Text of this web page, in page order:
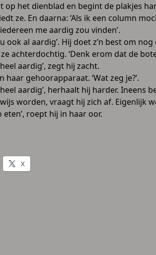
op het dienblad en begint de plakjes
ze. En daarna: ‘Als ik een column
me aardig zou vinden’.
ook al aardig’. Hij doet z’n best om
ze achterdochtig. ‘Denk erom dat de
aardig’, zegt hij zacht.
haar gehoorapparaat. ‘Wat zeg je?’.
aardig’, herhaalt hij harder.
worden, vraagt hij zich af. Eigenlijk
eten’, roept hij in haar oor.
X